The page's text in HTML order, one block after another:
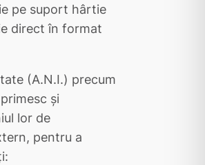
pe suport hârtie
direct în format
(A.N.I.) precum
și
lor de
pentru a